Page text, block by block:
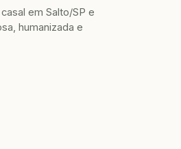
em Salto/SP e
humanizada e